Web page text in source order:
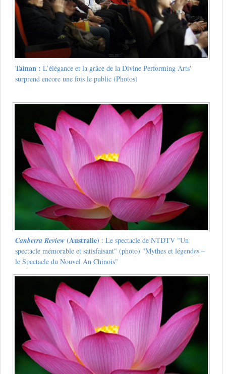
Tainan : L’élégance et la grâce de la Divine Performing Arts'
surprend encore une fois le public (Photos)
Canberra Review(Australie) : Le spectacle de NTDTV "Un
spectacle mémorable et satisfaisant" (photo) "Mythes et légendes –
le Spectacle du Nouvel An Chinois"